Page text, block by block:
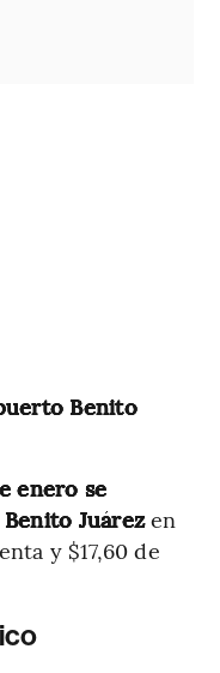
Benito
enero se
Juárezen
y $17,60 de